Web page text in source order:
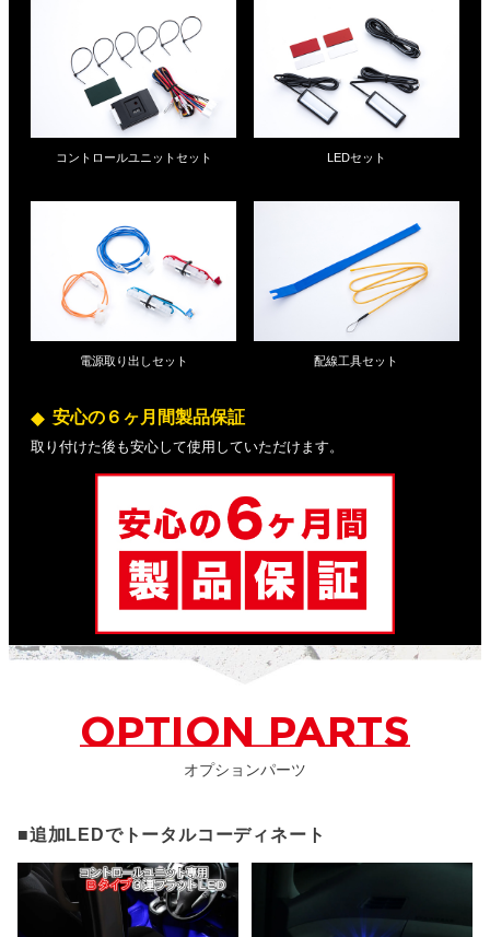
コントロールユニットセット LEDセット
電源取り出しセット 配線工具セット
安心の６ヶ月間製品保証
取り付けた後も安心して使用していただけます。
OPTION PARTS
オプションパーツ
■追加LEDでトータルコーディネート